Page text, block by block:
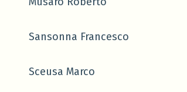
Sansonna Francesco
Sceusa Marco